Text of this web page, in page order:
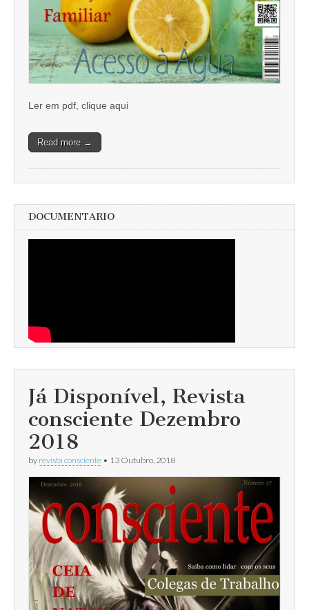
Ler em pdf, clique aqui
Read more →
DOCUMENTARIO
Já Disponível, Revista
consciente Dezembro
2018
by revista consciente • 13 Outubro, 2018